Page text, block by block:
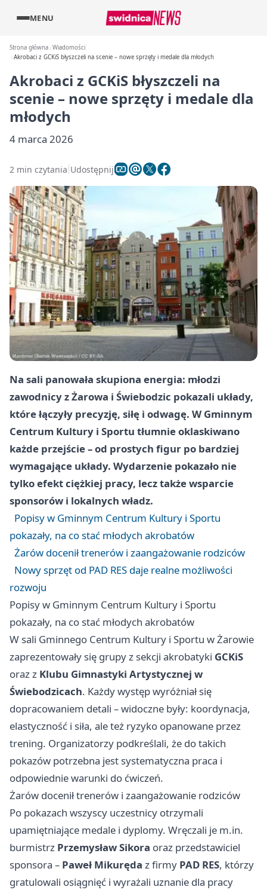
MENU
Strona główna Wiadomości
Akrobaci z GCKiS błyszczeli na scenie – nowe sprzęty i medale dla młodych
Akrobaci z GCKiS błyszczeli na
scenie – nowe sprzęty i medale dla
młodych
4 marca 2026
2 min czytania Udostępnij
Na sali panowała skupiona energia: młodzi
zawodnicy z Żarowa i Świebodzic pokazali układy,
które łączyły precyzję, siłę i odwagę. W Gminnym
Centrum Kultury i Sportu tłumnie oklaskiwano
każde przejście – od prostych figur po bardziej
wymagające układy. Wydarzenie pokazało nie
tylko efekt ciężkiej pracy, lecz także wsparcie
sponsorów i lokalnych władz.
Popisy w Gminnym Centrum Kultury i Sportu
pokazały, na co stać młodych akrobatów
Żarów docenił trenerów i zaangażowanie rodziców
Nowy sprzęt od PAD RES daje realne możliwości
rozwoju
Popisy w Gminnym Centrum Kultury i Sportu
pokazały, na co stać młodych akrobatów
W sali Gminnego Centrum Kultury i Sportu w Żarowie
zaprezentowały się grupy z sekcji akrobatyki GCKiS
oraz z Klubu Gimnastyki Artystycznej w
Świebodzicach. Każdy występ wyróżniał się
dopracowaniem detali – widoczne były: koordynacja,
elastyczność i siła, ale też ryzyko opanowane przez
trening. Organizatorzy podkreślali, że do takich
pokazów potrzebna jest systematyczna praca i
odpowiednie warunki do ćwiczeń.
Żarów docenił trenerów i zaangażowanie rodziców
Po pokazach wszyscy uczestnicy otrzymali
upamiętniające medale i dyplomy. Wręczali je m.in.
burmistrz Przemysław Sikora oraz przedstawiciel
sponsora – Paweł Mikuręda z firmy PAD RES, którzy
gratulowali osiągnięć i wyrażali uznanie dla pracy